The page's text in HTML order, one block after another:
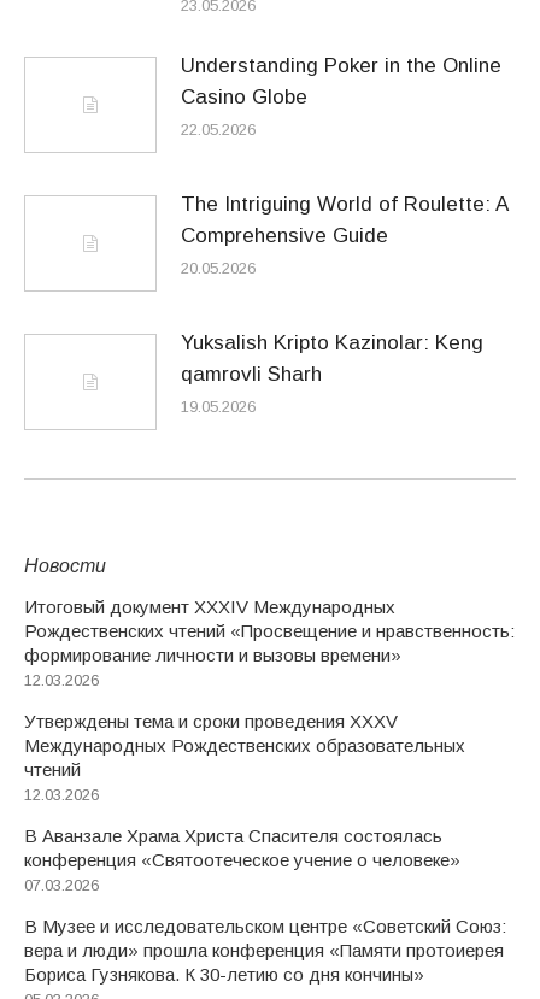
23.05.2026
Understanding Poker in the Online
Casino Globe
22.05.2026
The Intriguing World of Roulette: A
Comprehensive Guide
20.05.2026
Yuksalish Kripto Kazinolar: Keng
qamrovli Sharh
19.05.2026
Новости
Итоговый документ XXХIV Международных
Рождественских чтений «Просвещение и нравственность:
формирование личности и вызовы времени»
12.03.2026
Утверждены тема и сроки проведения XXXV
Международных Рождественских образовательных
чтений
12.03.2026
В Аванзале Храма Христа Спасителя состоялась
конференция «Святоотеческое учение о человеке»
07.03.2026
В Музее и исследовательском центре «Советский Союз:
вера и люди» прошла конференция «Памяти протоиерея
Бориса Гузнякова. К 30-летию со дня кончины»